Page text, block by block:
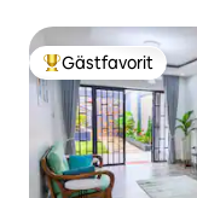
Populär gästfavorit
Gästfavorit